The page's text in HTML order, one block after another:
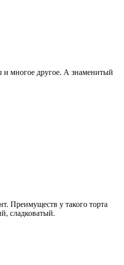
многое другое. А знаменитый
Преимуществ у такого торта
сладковатый.